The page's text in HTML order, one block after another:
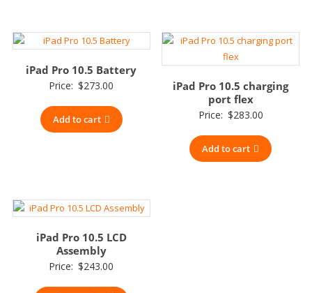
iPad Pro 10.5 Battery
Price: $273.00
Add to cart
iPad Pro 10.5 charging
port flex
Price: $283.00
Add to cart
iPad Pro 10.5 LCD
Assembly
Price: $243.00